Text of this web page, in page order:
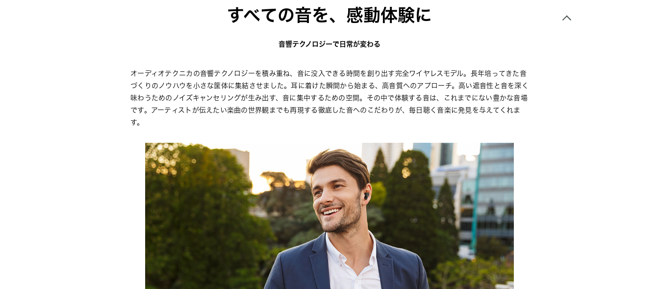
すべての音を、感動体験に
音響テクノロジーで日常が変わる
オーディオテクニカの音響テクノロジーを積み重ね、音に没入できる時間を創り出す完全ワイヤレスモデル。長年培ってきた音
づくりのノウハウを小さな筐体に集結させました。耳に着けた瞬間から始まる、高音質へのアプローチ。高い遮音性と音を深く
味わうためのノイズキャンセリングが生み出す、音に集中するための空間。その中で体験する音は、これまでにない豊かな音場
です。アーティストが伝えたい楽曲の世界観までも再現する徹底した音へのこだわりが、毎日聴く音楽に発見を与えてくれま
す。